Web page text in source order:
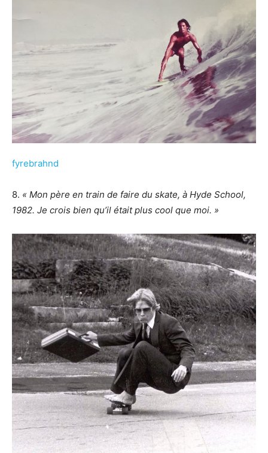
fyrebrahnd
8. « Mon père en train de faire du skate, à Hyde School,
1982. Je crois bien qu’il était plus cool que moi. »